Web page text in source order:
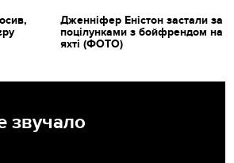
Дженніфер Еністон застали за
поцілунками з бойфрендом на
яхті (ФОТО)
звучало